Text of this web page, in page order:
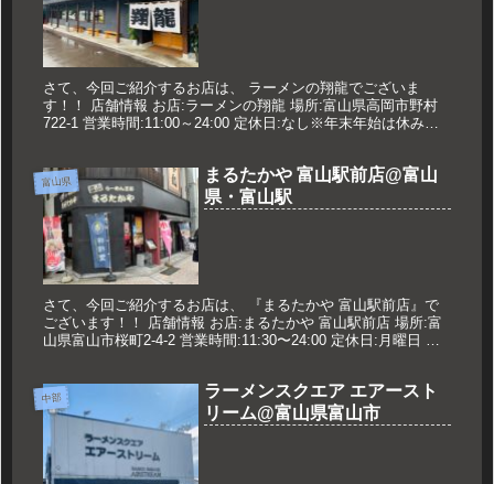
さて、今回ご紹介するお店は、 ラーメンの翔龍でございま
す！！ 店舗情報 お店:ラーメンの翔龍 場所:富山県高岡市野村
722-1 営業時間:11:00～24:00 定休日:なし※年末年始は休みあ
富山県
まるたかや 富山駅前店@富山
県・富山駅
さて、今回ご紹介するお店は、 『まるたかや 富山駅前店』で
ございます！！ 店舗情報 お店:まるたかや 富山駅前店 場所:富
山県富山市桜町2-4-2 営業時間:11:30〜24:00 定休日:月曜日 久
中部
ラーメンスクエア エアースト
リーム@富山県富山市